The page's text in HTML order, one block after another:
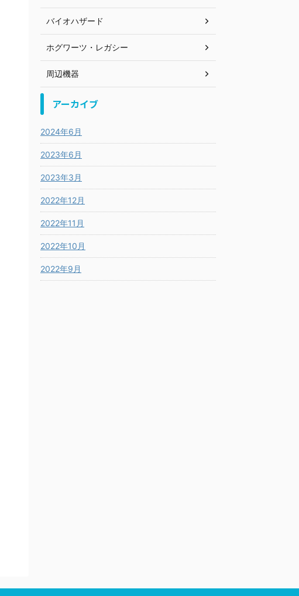
バイオハザード
ホグワーツ・レガシー
周辺機器
アーカイブ
2024年6月
2023年6月
2023年3月
2022年12月
2022年11月
2022年10月
2022年9月